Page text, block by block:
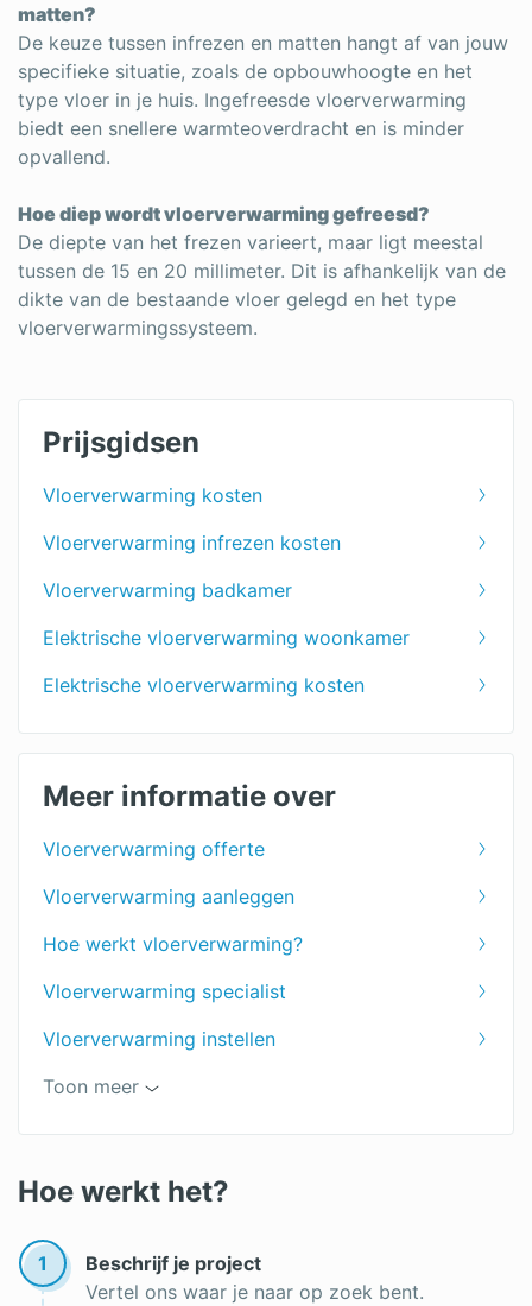
matten?
De keuze tussen infrezen en matten hangt af van jouw
specifieke situatie, zoals de opbouwhoogte en het
type vloer in je huis. Ingefreesde vloerverwarming
biedt een snellere warmteoverdracht en is minder
opvallend.
Hoe diep wordt vloerverwarming gefreesd?
De diepte van het frezen varieert, maar ligt meestal
tussen de 15 en 20 millimeter. Dit is afhankelijk van de
dikte van de bestaande vloer gelegd en het type
vloerverwarmingssysteem.
Prijsgidsen
Vloerverwarming kosten
Vloerverwarming infrezen kosten
Vloerverwarming badkamer
Elektrische vloerverwarming woonkamer
Elektrische vloerverwarming kosten
Meer informatie over
Vloerverwarming offerte
Vloerverwarming aanleggen
Hoe werkt vloerverwarming?
Vloerverwarming specialist
Vloerverwarming instellen
Vloerverwarming op houten vloer
Laminaat vloerverwarming
Gietvloer vloerverwarming
Soorten vloerverwarming
Toon meer
Hoe werkt het?
1
Beschrijf je project
Vertel ons waar je naar op zoek bent.